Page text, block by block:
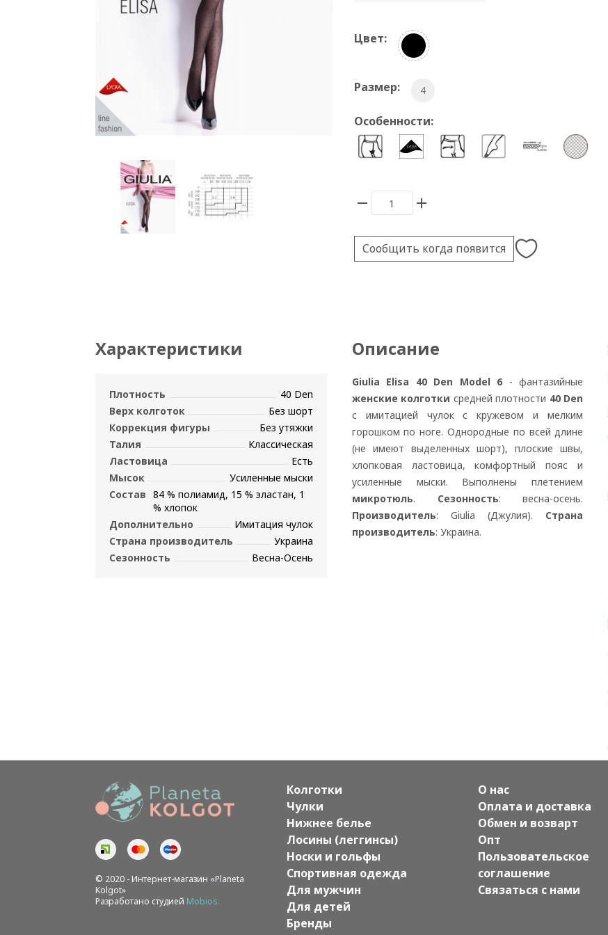
Цвет:
Размер: 4
Особенности:
Сообщить когда появится
Характеристики
Плотность
40 Den
Верх колготок
Без шорт
Коррекция фигуры
Без утяжки
Талия
Классическая
Ластовица
Есть
Мысок
Усиленные мыски
Состав 84 % полиамид, 15 % эластан, 1
% хлопок
Дополнительно
Имитация чулок
Страна производитель
Украина
Сезонность
Весна-Осень
Описание
Giulia Elisa 40 Den Model 6 - фантазийные
женские колготки средней плотности 40 Den
с имитацией чулок c кружевом и мелким
горошком по ноге. Однородные по всей длине
(не имеют выделенных шорт), плоские швы,
хлопковая ластовица, комфортный пояс и
усиленные мыски. Выполнены плетением
микротюль. Сезонность: весна-осень.
Производитель: Giulia (Джулия). Страна
производитель: Украина.
© 2020 - Интернет-магазин «Planeta
Kolgot»
Разработано студией Mobios.
Колготки
Чулки
Нижнее белье
Лосины (леггинсы)
Носки и гольфы
Спортивная одежда
Для мужчин
Для детей
Бренды
О нас
Оплата и доставка
Обмен и возварт
Опт
Пользовательское
соглашение
Связаться с нами